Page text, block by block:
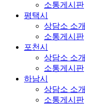
소통게시판
평택시
상담소 소개
소통게시판
포천시
상담소 소개
소통게시판
하남시
상담소 소개
소통게시판